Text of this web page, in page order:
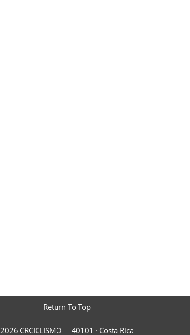
Return To Top
2026 CRCICLISMO 40101 · Costa Rica